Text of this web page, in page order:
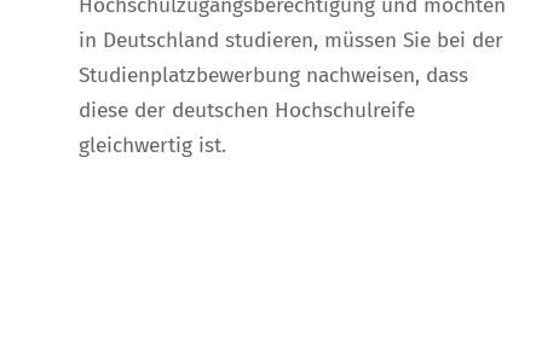
Hochschulzugangsberechtigung und möchten
in Deutschland studieren, müssen Sie bei der
Studienplatzbewerbung nachweisen, dass
diese der deutschen Hochschulreife
gleichwertig ist.